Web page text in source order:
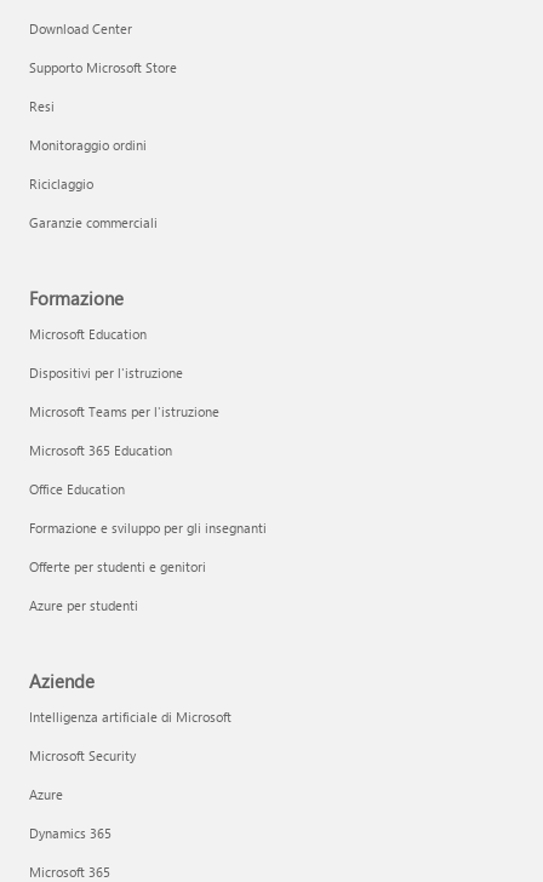
Download Center
Supporto Microsoft Store
Resi
Monitoraggio ordini
Riciclaggio
Garanzie commerciali
Formazione
Microsoft Education
Dispositivi per l'istruzione
Microsoft Teams per l'istruzione
Microsoft 365 Education
Office Education
Formazione e sviluppo per gli insegnanti
Offerte per studenti e genitori
Azure per studenti
Aziende
Intelligenza artificiale di Microsoft
Microsoft Security
Azure
Dynamics 365
Microsoft 365